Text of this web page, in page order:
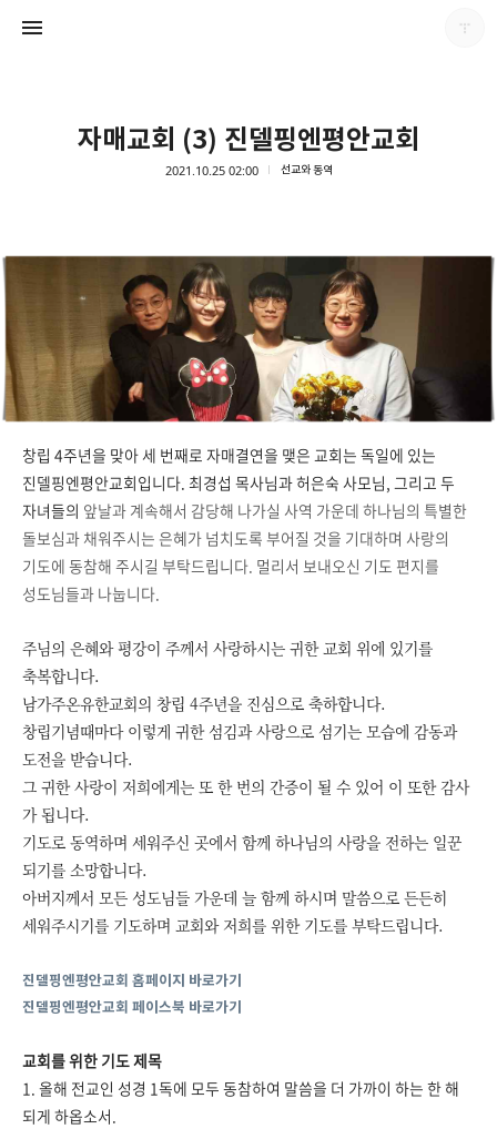
자매교회 (3) 진델핑엔평안교회
2021.10.25 02:00 선교와 동역
창립 4주년을 맞아 세 번째로 자매결연을 맺은 교회는 독일에 있는
진델핑엔평안교회입니다. 최경섭 목사님과 허은숙 사모님, 그리고 두
자녀들의 앞날과 계속해서 감당해 나가실 사역 가운데 하나님의 특별한
돌보심과 채워주시는 은혜가 넘치도록 부어질 것을 기대하며 사랑의
기도에 동참해 주시길 부탁드립니다. 멀리서 보내오신 기도 편지를
성도님들과 나눕니다.
주님의 은혜와 평강이 주께서 사랑하시는 귀한 교회 위에 있기를
축복합니다.
남가주온유한교회의 창립 4주년을 진심으로 축하합니다.
창립기념때마다 이렇게 귀한 섬김과 사랑으로 섬기는 모습에 감동과
도전을 받습니다.
그 귀한 사랑이 저희에게는 또 한 번의 간증이 될 수 있어 이 또한 감사
가 됩니다.
기도로 동역하며 세워주신 곳에서 함께 하나님의 사랑을 전하는 일꾼
되기를 소망합니다.
아버지께서 모든 성도님들 가운데 늘 함께 하시며 말씀으로 든든히
세워주시기를 기도하며 교회와 저희를 위한 기도를 부탁드립니다.
진델핑엔평안교회 홈페이지 바로가기
진델핑엔평안교회 페이스북 바로가기
교회를 위한 기도 제목
1. 올해 전교인 성경 1독에 모두 동참하여 말씀을 더 가까이 하는 한 해
되게 하옵소서.
남가주온유한교회
남가주온유한교회